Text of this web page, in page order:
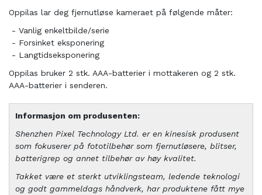
Oppilas lar deg fjernutløse kameraet på følgende måter:
- Vanlig enkeltbilde/serie
- Forsinket eksponering
- Langtidseksponering
Oppilas bruker 2 stk. AAA-batterier i mottakeren og 2 stk.
AAA-batterier i senderen.
Informasjon om produsenten:
Shenzhen Pixel Technology Ltd. er en kinesisk produsent
som fokuserer på fototilbehør som fjernutløsere, blitser,
batterigrep og annet tilbehør av høy kvalitet.
Takket være et sterkt utviklingsteam, ledende teknologi
og godt gammeldags håndverk, har produktene fått mye